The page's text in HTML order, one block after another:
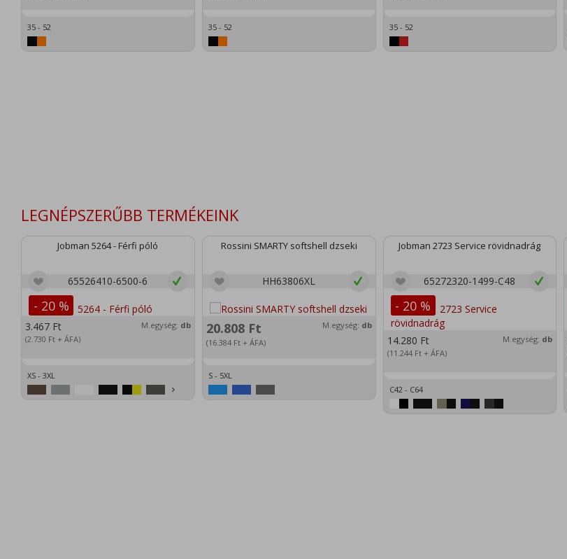
35 - 52 35 - 52 35 - 52
LEGNÉPSZERŰBB TERMÉKEINK
Jobman 5264 - Férfi póló
65526410-6500-6
- 20 %
3.467 Ft
(2.730 Ft + ÁFA)
M.egység: db
XS - 3XL
Rossini SMARTY softshell dzseki
HH63806XL
20.808 Ft
(16.384 Ft+ ÁFA)
M.egység: db
S - 5XL
Jobman 2723 Service rövidnadrág
65272320-1499-C48
- 20 %
14.280 Ft
(11.244 Ft+ ÁFA)
M.egység: db
C42 - C64